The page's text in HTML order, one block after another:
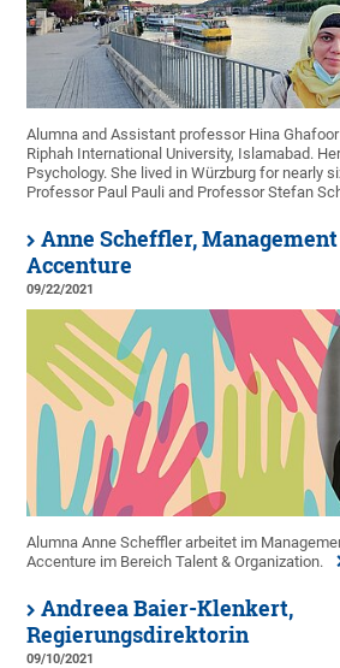
Alumna and Assistant professor Hina
Riphah International University, Islamabad.
Psychology. She lived in Würzburg for nearly
Professor Paul Pauli and Professor Stefan
Anne Scheffler,
Accenture
09/22/2021
Alumna Anne Scheffler arbeitet im
Accenture im Bereich Talent & Organization.
Andreea Baier-Klenkert,
Regierungsdirektorin
09/10/2021